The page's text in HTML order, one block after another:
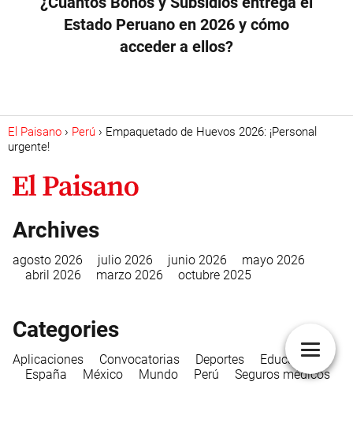
Estado Peruano en 2026 y cómo
acceder a ellos?
El Paisano Perú
Empaquetado de Huevos 2026: ¡Personal
urgente!
Archives
agosto 2026 julio 2026 junio 2026
mayo 2026
abril 2026
marzo 2026 octubre 2025
Categories
Aplicaciones Convocatorias Deportes
Educación
España
México Mundo Perú Seguros médicos